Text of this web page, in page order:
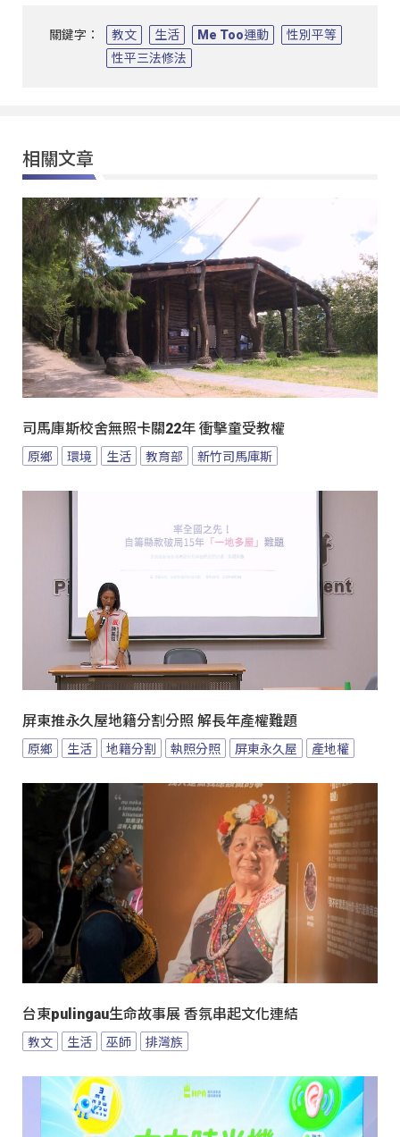
關鍵字： 教文 生活 Me Too運動
性別平等
性平三法修法
相關文章
司馬庫斯校舍無照卡關22年 衝擊童受教權
原鄉 環境 生活 教育部 新竹司馬庫斯
屏東推永久屋地籍分割分照 解長年產權難題
原鄉 生活 地籍分割 執照分照 屏東永久屋 產地權
台東pulingau生命故事展 香氛串起文化連結
教文 生活 巫師 排灣族